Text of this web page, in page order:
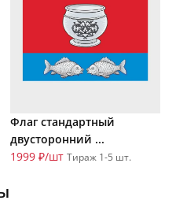
Флаг стандартный
двусторонний ...
1999 ₽/шт Тираж 1-5 шт.